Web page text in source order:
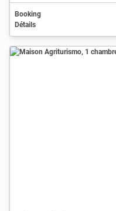
Booking
Détails